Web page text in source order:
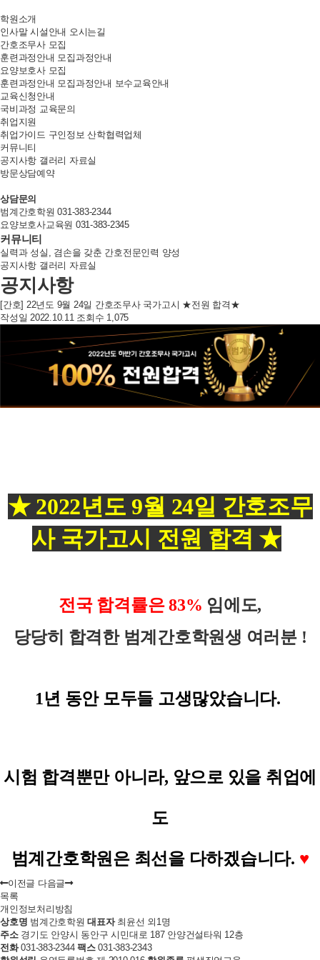
학원소개
인사말 시설안내 오시는길
간호조무사 모집
훈련과정안내 모집과정안내
요양보호사 모집
훈련과정안내 모집과정안내 보수교육안내
교육신청안내
국비과정 교육문의
취업지원
취업가이드 구인정보 산학협력업체
커뮤니티
공지사항 갤러리 자료실
방문상담예약
상담문의
범계간호학원031-383-2344
요양보호사교육원 031-383-2345
커뮤니티
실력과 성실, 겸손을 갖춘 간호전문인력 양성
공지사항 갤러리 자료실
공지사항
[간호] 22년도 9월 24일 간호조무사 국가고시 ★전원 합격★
작성일 2022.10.11 조회수 1,075
★2022년도 9월 24일 간호조무
사 국가고시 전원 합격 ★
전국 합격률은 83% 임에도,
당당히 합격한 범계간호학원생 여러분 !
1년 동안 모두들 고생많았습니다.
시험 합격뿐만 아니라, 앞으로 있을 취업에
도
범계간호학원은 최선을 다하겠습니다. ♥
이전글 다음글
목록
개인정보처리방침
상호명 범계간호학원 대표자최윤선 외1명
주소경기도 안양시 동안구 시민대로 187 안양건설타워 12층
전화031-383-2344 팩스031-383-2343